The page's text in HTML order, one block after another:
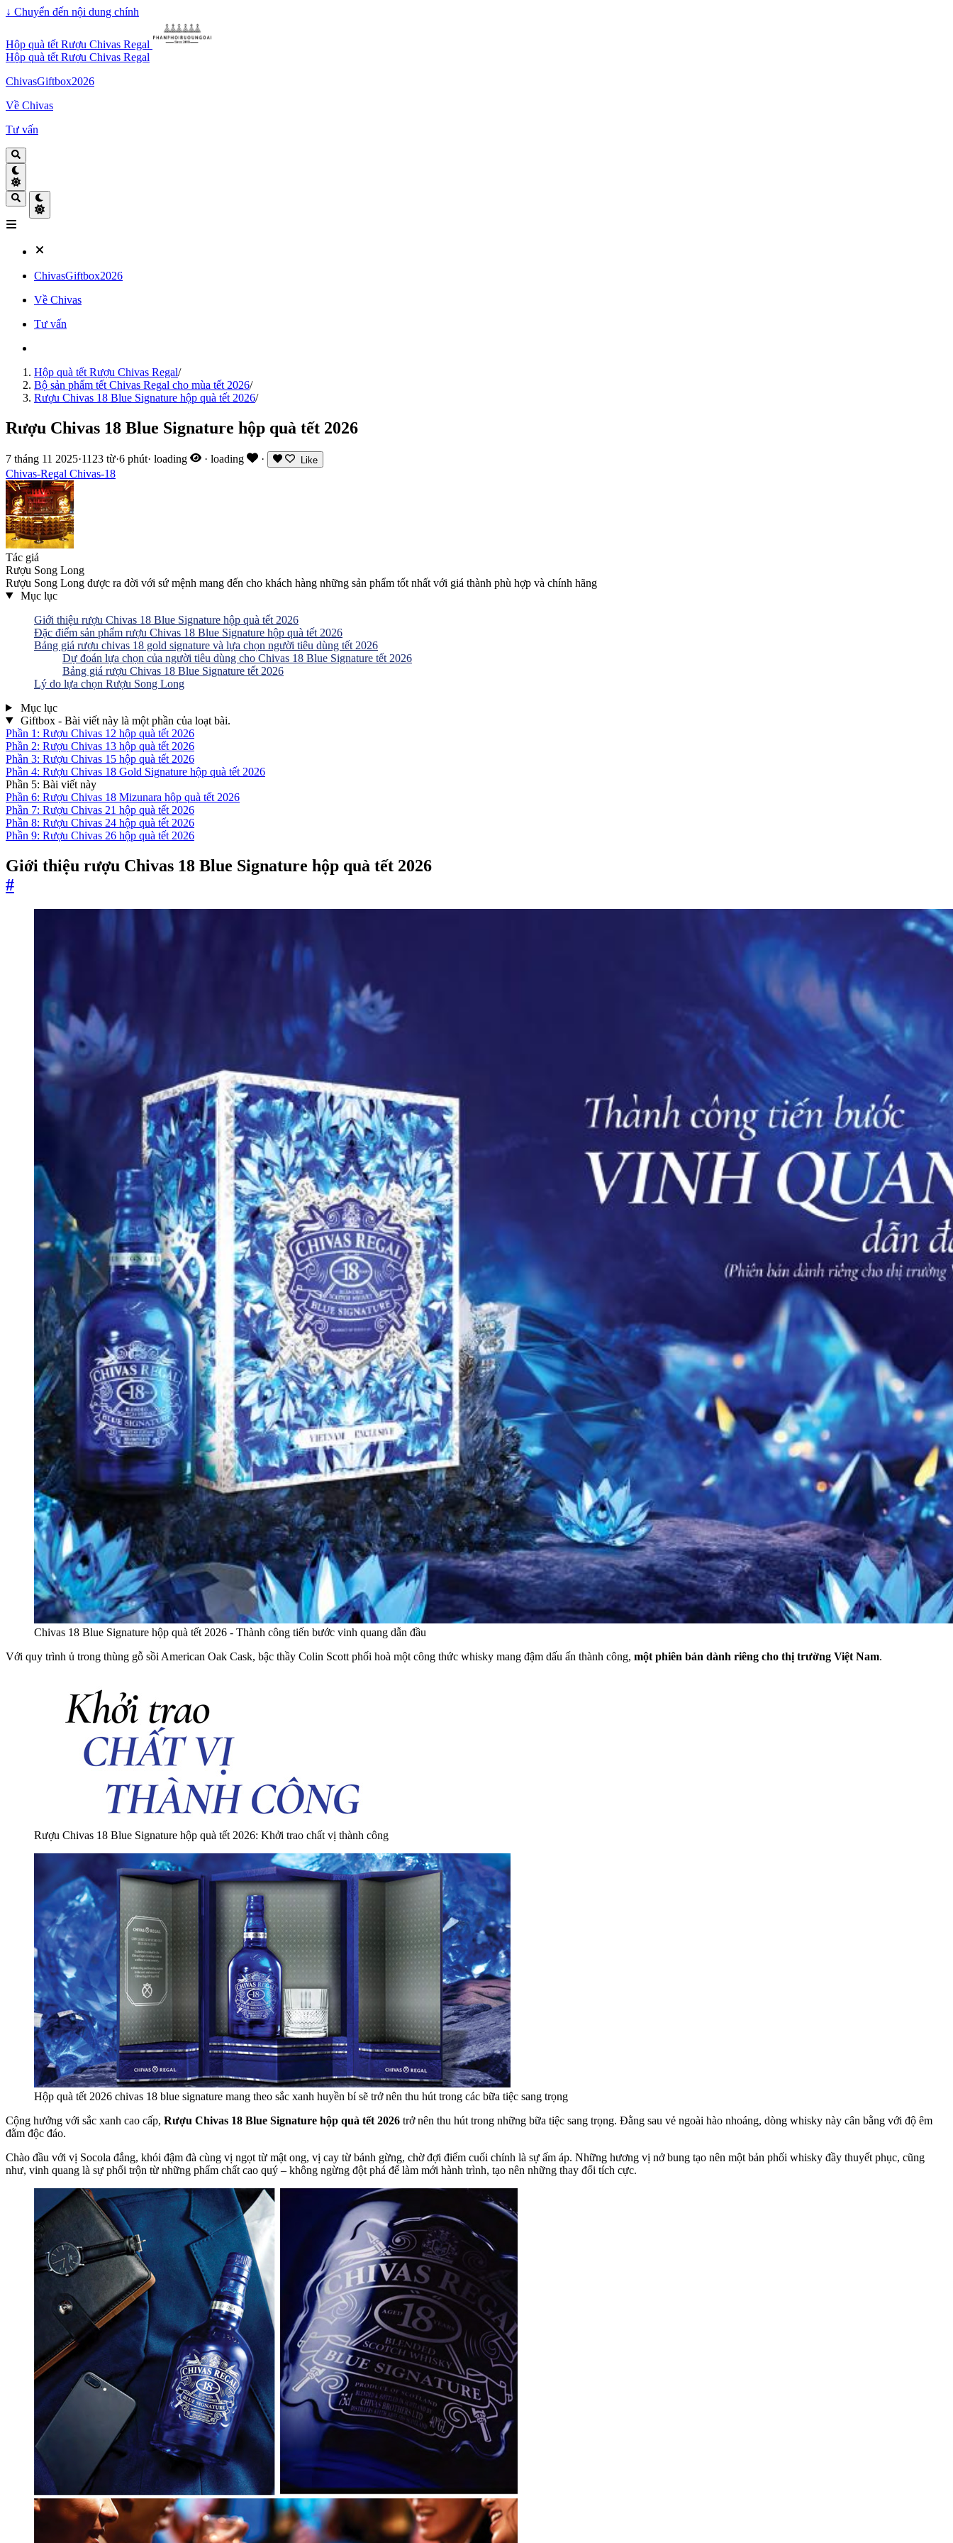
↓ Chuyển đến nội dung chính
Hộp quà tết Rượu Chivas Regal
Hộp quà tết Rượu Chivas Regal
ChivasGiftbox2026
Về Chivas
Tư vấn
ChivasGiftbox2026
Về Chivas
Tư vấn
Hộp quà tết Rượu Chivas Regal/
Bộ sản phẩm tết Chivas Regal cho mùa tết 2026/
Rượu Chivas 18 Blue Signature hộp quà tết 2026/
Rượu Chivas 18 Blue Signature hộp quà tết 2026
7 tháng 11 2025·1123 từ·6 phút· loading · loading · Like
Chivas-Regal Chivas-18
Tác giả
Rượu Song Long
Rượu Song Long được ra đời với sứ mệnh mang đến cho khách hàng những sản phẩm tốt nhất với giá thành phù hợp và chính hãng
Mục lục
Giới thiệu rượu Chivas 18 Blue Signature hộp quà tết 2026
Đặc điểm sản phẩm rượu Chivas 18 Blue Signature hộp quà tết 2026
Bảng giá rượu chivas 18 gold signature và lựa chọn người tiêu dùng tết 2026
Dự đoán lựa chọn của người tiêu dùng cho Chivas 18 Blue Signature tết 2026
Bảng giá rượu Chivas 18 Blue Signature tết 2026
Lý do lựa chọn Rượu Song Long
Mục lục
Giftbox - Bài viết này là một phần của loạt bài.
Phần 1: Rượu Chivas 12 hộp quà tết 2026
Phần 2: Rượu Chivas 13 hộp quà tết 2026
Phần 3: Rượu Chivas 15 hộp quà tết 2026
Phần 4: Rượu Chivas 18 Gold Signature hộp quà tết 2026
Phần 5: Bài viết này
Phần 6: Rượu Chivas 18 Mizunara hộp quà tết 2026
Phần 7: Rượu Chivas 21 hộp quà tết 2026
Phần 8: Rượu Chivas 24 hộp quà tết 2026
Phần 9: Rượu Chivas 26 hộp quà tết 2026
Giới thiệu rượu Chivas 18 Blue Signature hộp quà tết 2026
#
Chivas 18 Blue Signature hộp quà tết 2026 - Thành công tiến bước vinh quang dẫn đầu
Với quy trình ủ trong thùng gỗ sồi American Oak Cask, bậc thầy Colin Scott phối hoà một công thức whisky mang đậm dấu ấn thành công, một phiên bản dành riêng cho thị trường Việt Nam.
Rượu Chivas 18 Blue Signature hộp quà tết 2026: Khởi trao chất vị thành công
Hộp quà tết 2026 chivas 18 blue signature mang theo sắc xanh huyền bí sẽ trở nên thu hút trong các bữa tiệc sang trọng
Cộng hưởng với sắc xanh cao cấp, Rượu Chivas 18 Blue Signature hộp quà tết 2026 trở nên thu hút trong những bữa tiệc sang trọng. Đằng sau vẻ ngoài hào nhoáng, dòng whisky này cân bằng với độ êm
đằm độc đáo.
Chào đầu với vị Socola đắng, khói đậm đà cùng vị ngọt từ mật ong, vị cay từ bánh gừng, chờ đợi điểm cuối chính là sự ấm áp. Những hương vị nở bung tạo nên một bản phối whisky đầy thuyết phục, cũng
như, vinh quang là sự phối trộn từ những phẩm chất cao quý – không ngừng đột phá để làm mới hành trình, tạo nên những thay đổi tích cực.